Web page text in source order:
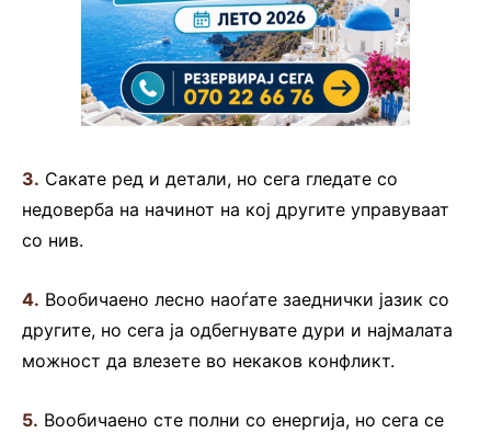
3. Сакате ред и детали, но сега гледате со
недоверба на начинот на кој другите управуваат
со нив.
4. Вообичаено лесно наоѓате заеднички јазик со
другите, но сега ја одбегнувате дури и најмалата
можност да влезете во некаков конфликт.
5. Вообичаено сте полни со енергија, но сега се